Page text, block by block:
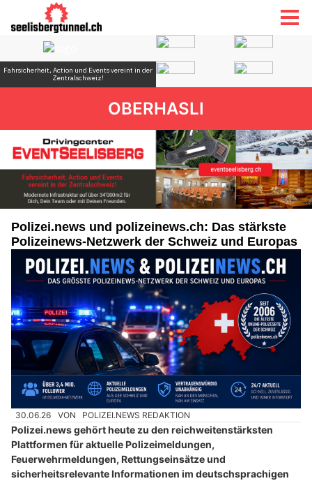
OBERHASLI
Polizei.news und polizeinews.ch: Das stärkste
Polizeinews-Netzwerk der Schweiz und Europas
30.06.26 VON POLIZEI.NEWS REDAKTION
Polizei.news gehört heute zu den reichweitenstärksten
Plattformen für aktuelle Polizeimeldungen,
Feuerwehrmeldungen, Rettungseinsätze und
sicherheitsrelevante Informationen im deutschsprachigen